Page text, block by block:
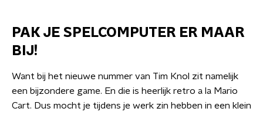
PAK JE SPELCOMPUTER ER MAAR
BIJ!
Want bij het nieuwe nummer van Tim Knol zit namelijk
een bijzondere game. En die is heerlijk retro a la Mario
Cart. Dus mocht je tijdens je werk zin hebben in een klein